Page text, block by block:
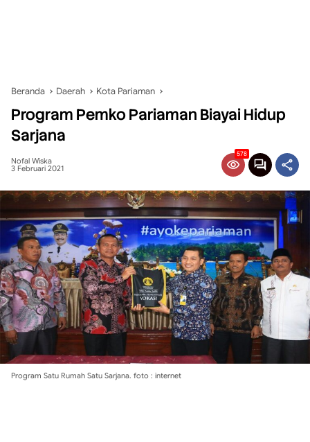
Beranda Daerah Kota Pariaman
Program Pemko Pariaman Biayai Hidup
Sarjana
Nofal Wiska
3 Februari 2021
578
Program Satu Rumah Satu Sarjana. foto : internet